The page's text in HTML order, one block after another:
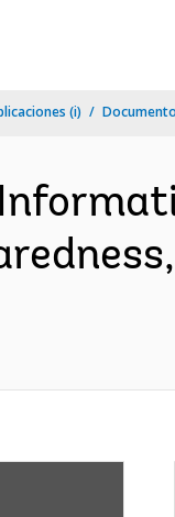
(i)